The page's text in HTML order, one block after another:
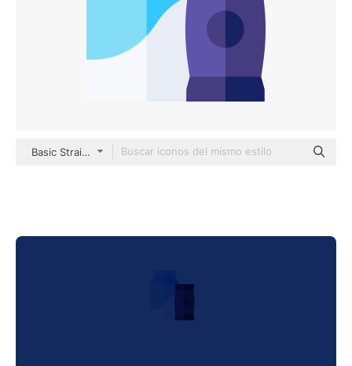
Basic Straight Flat